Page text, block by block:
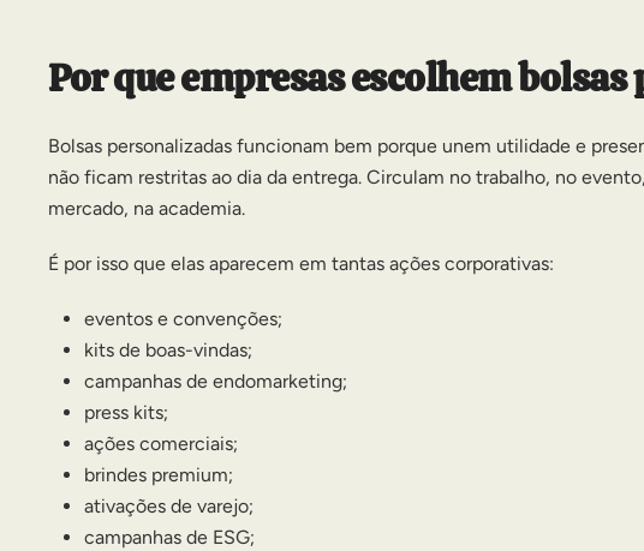
Por que empresas escolhem
Bolsas personalizadas funcionam bem porque unem utilidade e
não ficam restritas ao dia da entrega. Circulam no trabalho, no
mercado, na academia.
É por isso que elas aparecem em tantas ações corporativas:
eventos e convenções;
kits de boas-vindas;
campanhas de endomarketing;
press kits;
ações comerciais;
brindes premium;
ativações de varejo;
campanhas de ESG;